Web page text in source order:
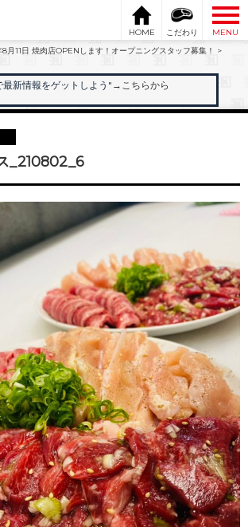
HOME こだわり
MENU
8月11日 焼肉店OPENします！オープニングスタッフ募集！
>
最新情報をゲットしよう" →こちらから
_210802_6